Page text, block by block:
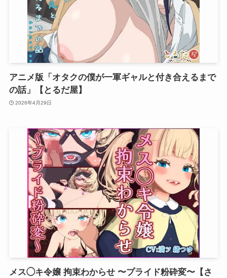
アニメ版「オタクの僕が一軍ギャルと付き合えるまで
の話」【とるだ屋】
2026年4月29日
メス◯キ令嬢 拘束わからせ 〜プライド粉砕変〜【さ